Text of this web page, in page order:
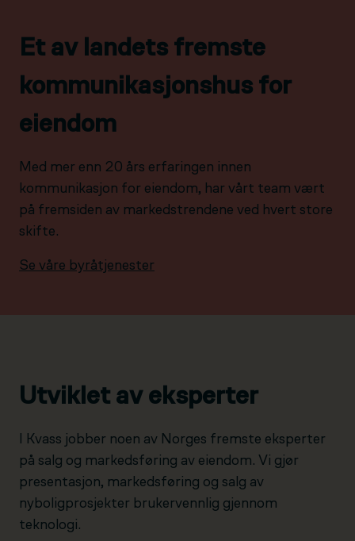
Et av landets fremste
kommunikasjonshus for
eiendom
Med mer enn 20 års erfaringen innen
kommunikasjon for eiendom, har vårt team vært
på fremsiden av markedstrendene ved hvert store
skifte.
Se våre byråtjenester
Utviklet av eksperter
I Kvass jobber noen av Norges fremste eksperter
på salg og markedsføring av eiendom. Vi gjør
presentasjon, markedsføring og salg av
nyboligprosjekter brukervennlig gjennom
teknologi.